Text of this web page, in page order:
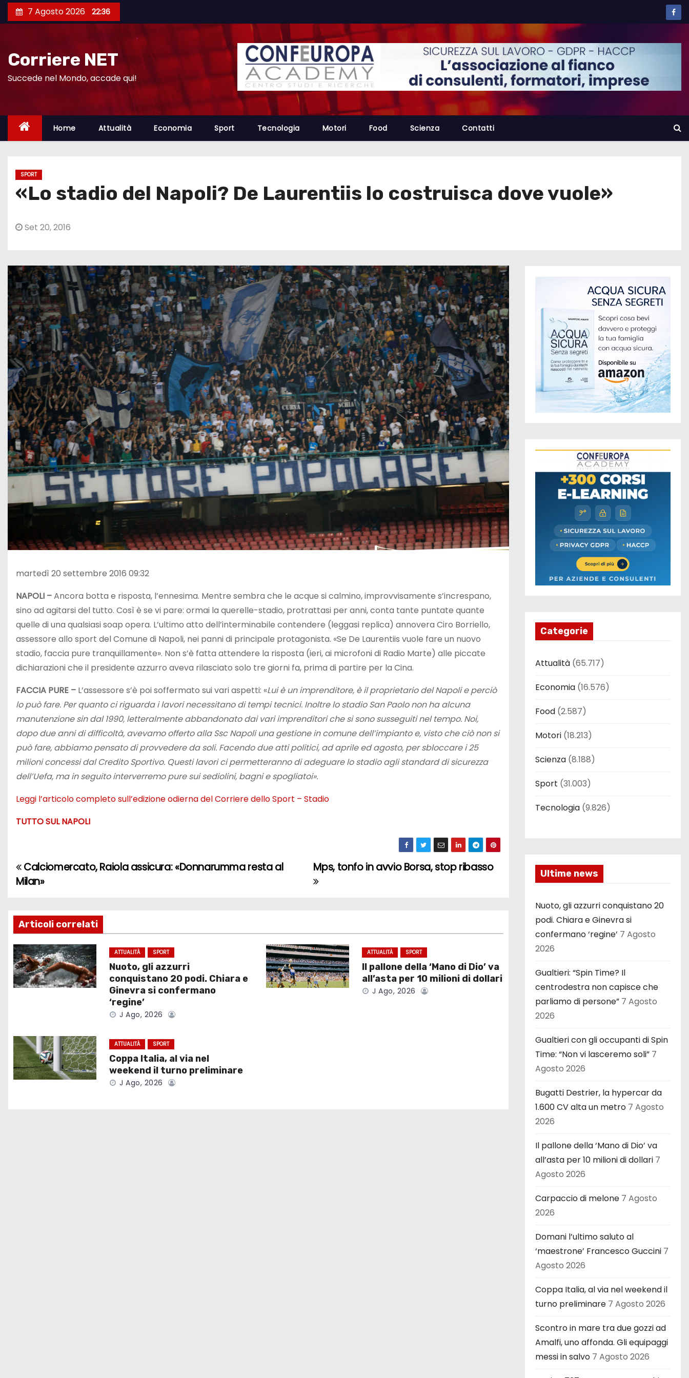
a
7 Agosto 2026 22:36
Corriere NET
Succede nel Mondo, accade qui!
Home Attualità Economia Sport Tecnologia Motori Food Scienza Contatti
SPORT
«Lo stadio del Napoli? De Laurentiis lo costruisca dove vuole»
Set 20, 2016
martedì 20 settembre 2016 09:32
NAPOLI –Ancora botta e risposta, l’ennesima. Mentre sembra che le acque si calmino, improvvisamente s’increspano,
sino ad agitarsi del tutto. Così è se vi pare: ormai la querelle-stadio, protrattasi per anni, conta tante puntate quante
quelle di una qualsiasi soap opera. L’ultimo atto dell’interminabile contendere (leggasi replica) annovera Ciro Borriello,
assessore allo sport del Comune di Napoli, nei panni di principale protagonista. «Se De Laurentiis vuole fare un nuovo
stadio, faccia pure tranquillamente». Non s’è fatta attendere la risposta (ieri, ai microfoni di Radio Marte) alle piccate
dichiarazioni che il presidente azzurro aveva rilasciato solo tre giorni fa, prima di partire per la Cina.
FACCIA PURE – L’assessore s’è poi soffermato sui vari aspetti: «Lui è un imprenditore, è il proprietario del Napoli e perciò
lo può fare. Per quanto ci riguarda i lavori necessitano di tempi tecnici. Inoltre lo stadio San Paolo non ha alcuna
manutenzione sin dal 1990, letteralmente abbandonato dai vari imprenditori che si sono susseguiti nel tempo. Noi,
dopo due anni di difficoltà, avevamo offerto alla Ssc Napoli una gestione in comune dell’impianto e, visto che ciò non si
può fare, abbiamo pensato di provvedere da soli. Facendo due atti politici, ad aprile ed agosto, per sbloccare i 25
milioni concessi dal Credito Sportivo. Questi lavori ci permetteranno di adeguare lo stadio agli standard di sicurezza
dell’Uefa, ma in seguito interverremo pure sui sediolini, bagni e spogliatoi».
Leggi l’articolo completo sull’edizione odierna del Corriere dello Sport – Stadio
TUTTO SUL NAPOLI
N
v
i
g
a
o
n
e
Mps, tonfo in avvio Borsa, stop ribasso
Calciomercato, Raiola assicura: «Donnarumma resta al
Milan»
Articoli correlati
ATTUALITÀ SPORT
Nuoto, gli azzurri
conquistano 20 podi. Chiara e
Ginevra si confermano
‘regine’
J Ago, 2026
ATTUALITÀ SPORT
Il pallone della ‘Mano di Dio’ va
all’asta per 10 milioni di dollari
J Ago, 2026
ATTUALITÀ SPORT
Coppa Italia, al via nel
weekend il turno preliminare
J Ago, 2026
Categorie
Attualità (65.717)
Economia (16.576)
Food (2.587)
Motori (18.213)
Scienza (8.188)
Sport (31.003)
Tecnologia (9.826)
Ultime news
Nuoto, gli azzurri conquistano 20
podi. Chiara e Ginevra si
confermano ‘regine’ 7 Agosto
2026
Gualtieri: “Spin Time? Il
centrodestra non capisce che
parliamo di persone” 7 Agosto
2026
Gualtieri con gli occupanti di Spin
Time: “Non vi lasceremo soli” 7
Agosto 2026
Bugatti Destrier, la hypercar da
1.600 CV alta un metro 7 Agosto
2026
Il pallone della ‘Mano di Dio’ va
all’asta per 10 milioni di dollari 7
Agosto 2026
Carpaccio di melone 7 Agosto
2026
Domani l’ultimo saluto al
‘maestrone’ Francesco Guccini 7
Agosto 2026
Coppa Italia, al via nel weekend il
turno preliminare 7 Agosto 2026
Scontro in mare tra due gozzi ad
Amalfi, uno affonda. Gli equipaggi
messi in salvo 7 Agosto 2026